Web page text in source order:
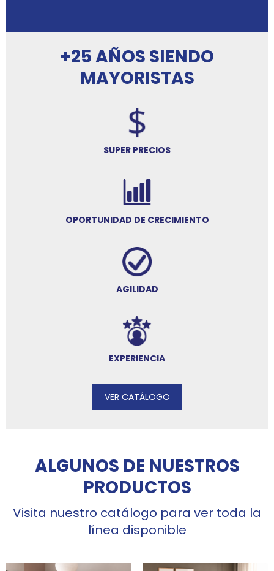
+25 AÑOS SIENDO
MAYORISTAS
SUPER PRECIOS
OPORTUNIDAD DE CRECIMIENTO
AGILIDAD
EXPERIENCIA
VER CATÁLOGO
ALGUNOS DE NUESTROS
PRODUCTOS
Visita nuestro catálogo para ver toda la
línea disponible